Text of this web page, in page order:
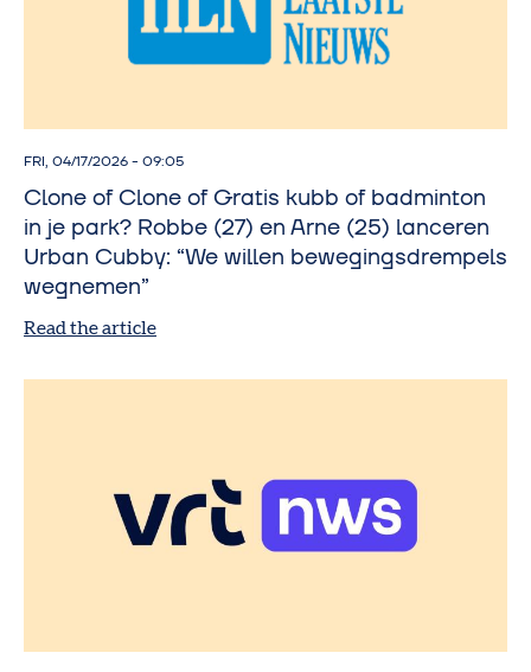
FRI, 04/17/2026 - 09:05
Clone of Clone of Gratis kubb of badminton
in je park? Robbe (27) en Arne (25) lanceren
Urban Cubby: “We willen bewegingsdrempels
wegnemen”
Read the article